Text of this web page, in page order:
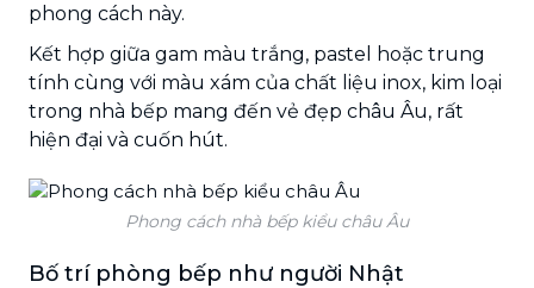
phong cách này.
Kết hợp giữa gam màu trắng, pastel hoặc trung
tính cùng với màu xám của chất liệu inox, kim loại
trong nhà bếp mang đến vẻ đẹp châu Âu, rất
hiện đại và cuốn hút.
Phong cách nhà bếp kiểu châu Âu
Bố trí phòng bếp như người Nhật